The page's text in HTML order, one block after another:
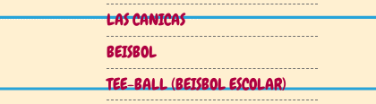
LAS CANICAS
BEISBOL
TEE-BALL (BEISBOL ESCOLAR)